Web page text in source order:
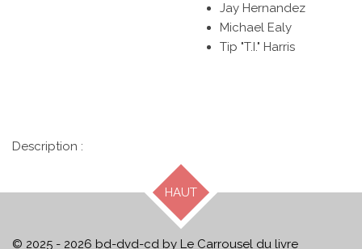
Jay Hernandez
Michael Ealy
Tip "T.I." Harris
Description :
HAUT
© 2025 - 2026 bd-dvd-cd by Le Carrousel du livre